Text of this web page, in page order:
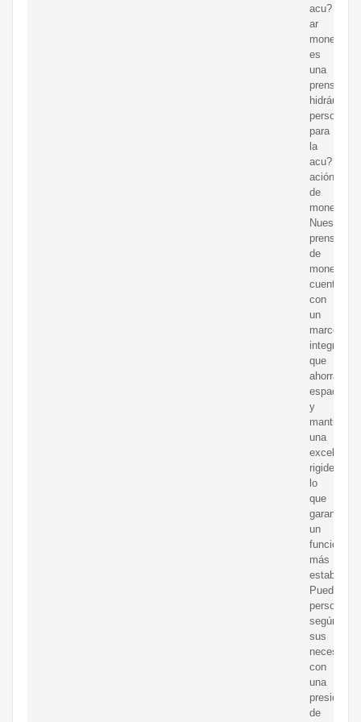
acu?
ar
monedas,
es
una
prensa
hidráulica
para
la
acu?
ación
de
monedas.
Nuestra
prensa
de
monedas
cuenta
con
un
marco
integrado
que
ahorra
espacio
y
mantiene
una
excelente
rigidez,
lo
que
garantiza
un
más
estable.
Puede
según
sus
con
una
presión
de